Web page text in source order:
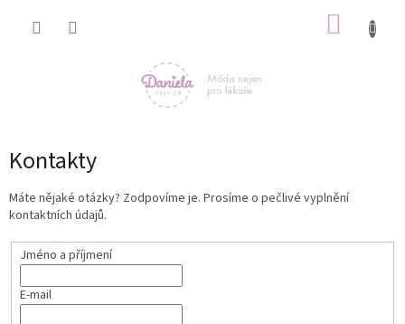
Kontakty
Máte nějaké otázky? Zodpovíme je. Prosíme o pečlivé vyplnění
kontaktních údajů.
Jméno a příjmení
E-mail